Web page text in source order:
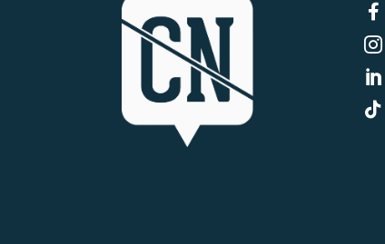



